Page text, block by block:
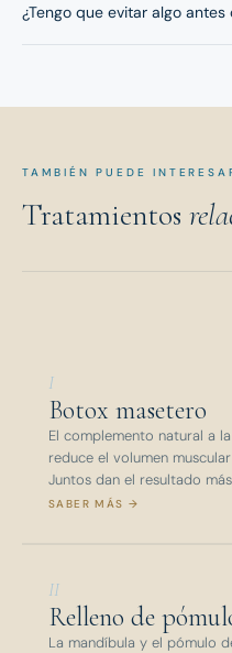
¿Tengo que evitar algo antes
TAMBIÉN PUEDE
Tratamientos
I
Botox masetero
El complemento natural a
reduce el volumen
Juntos dan el resultado
SABER MÁS →
II
Relleno de
La mandíbula y el pómulo